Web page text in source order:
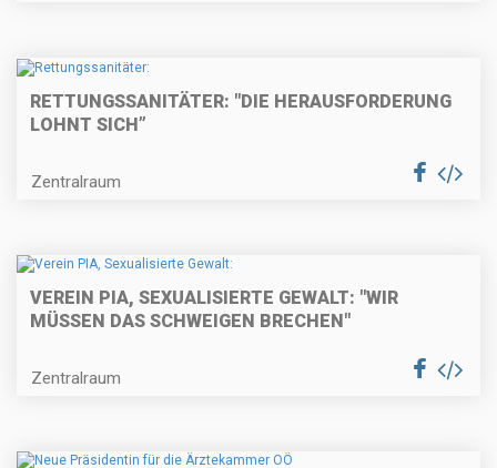
RETTUNGSSANITÄTER: "DIE HERAUSFORDERUNG
LOHNT SICH”
Zentralraum
VEREIN PIA, SEXUALISIERTE GEWALT: "WIR
MÜSSEN DAS SCHWEIGEN BRECHEN"
Zentralraum